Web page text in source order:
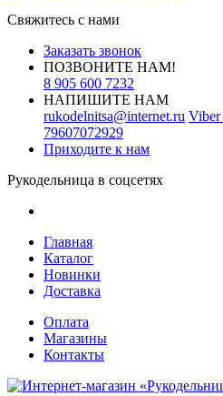
Свяжитесь с нами
Заказать звонок
ПОЗВОНИТЕ НАМ!
8 905 600 7232
НАПИШИТЕ НАМ
rukodelnitsa@internet.ru Viber
79607072929
Приходите к нам
Рукодельница в соцсетях
Главная
Каталог
Новинки
Доставка
Оплата
Магазины
Контакты